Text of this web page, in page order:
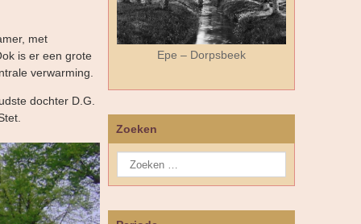
met
is er een grote
verwarming.
dochter D.G.
Epe – Dorpsbeek
Zoeken